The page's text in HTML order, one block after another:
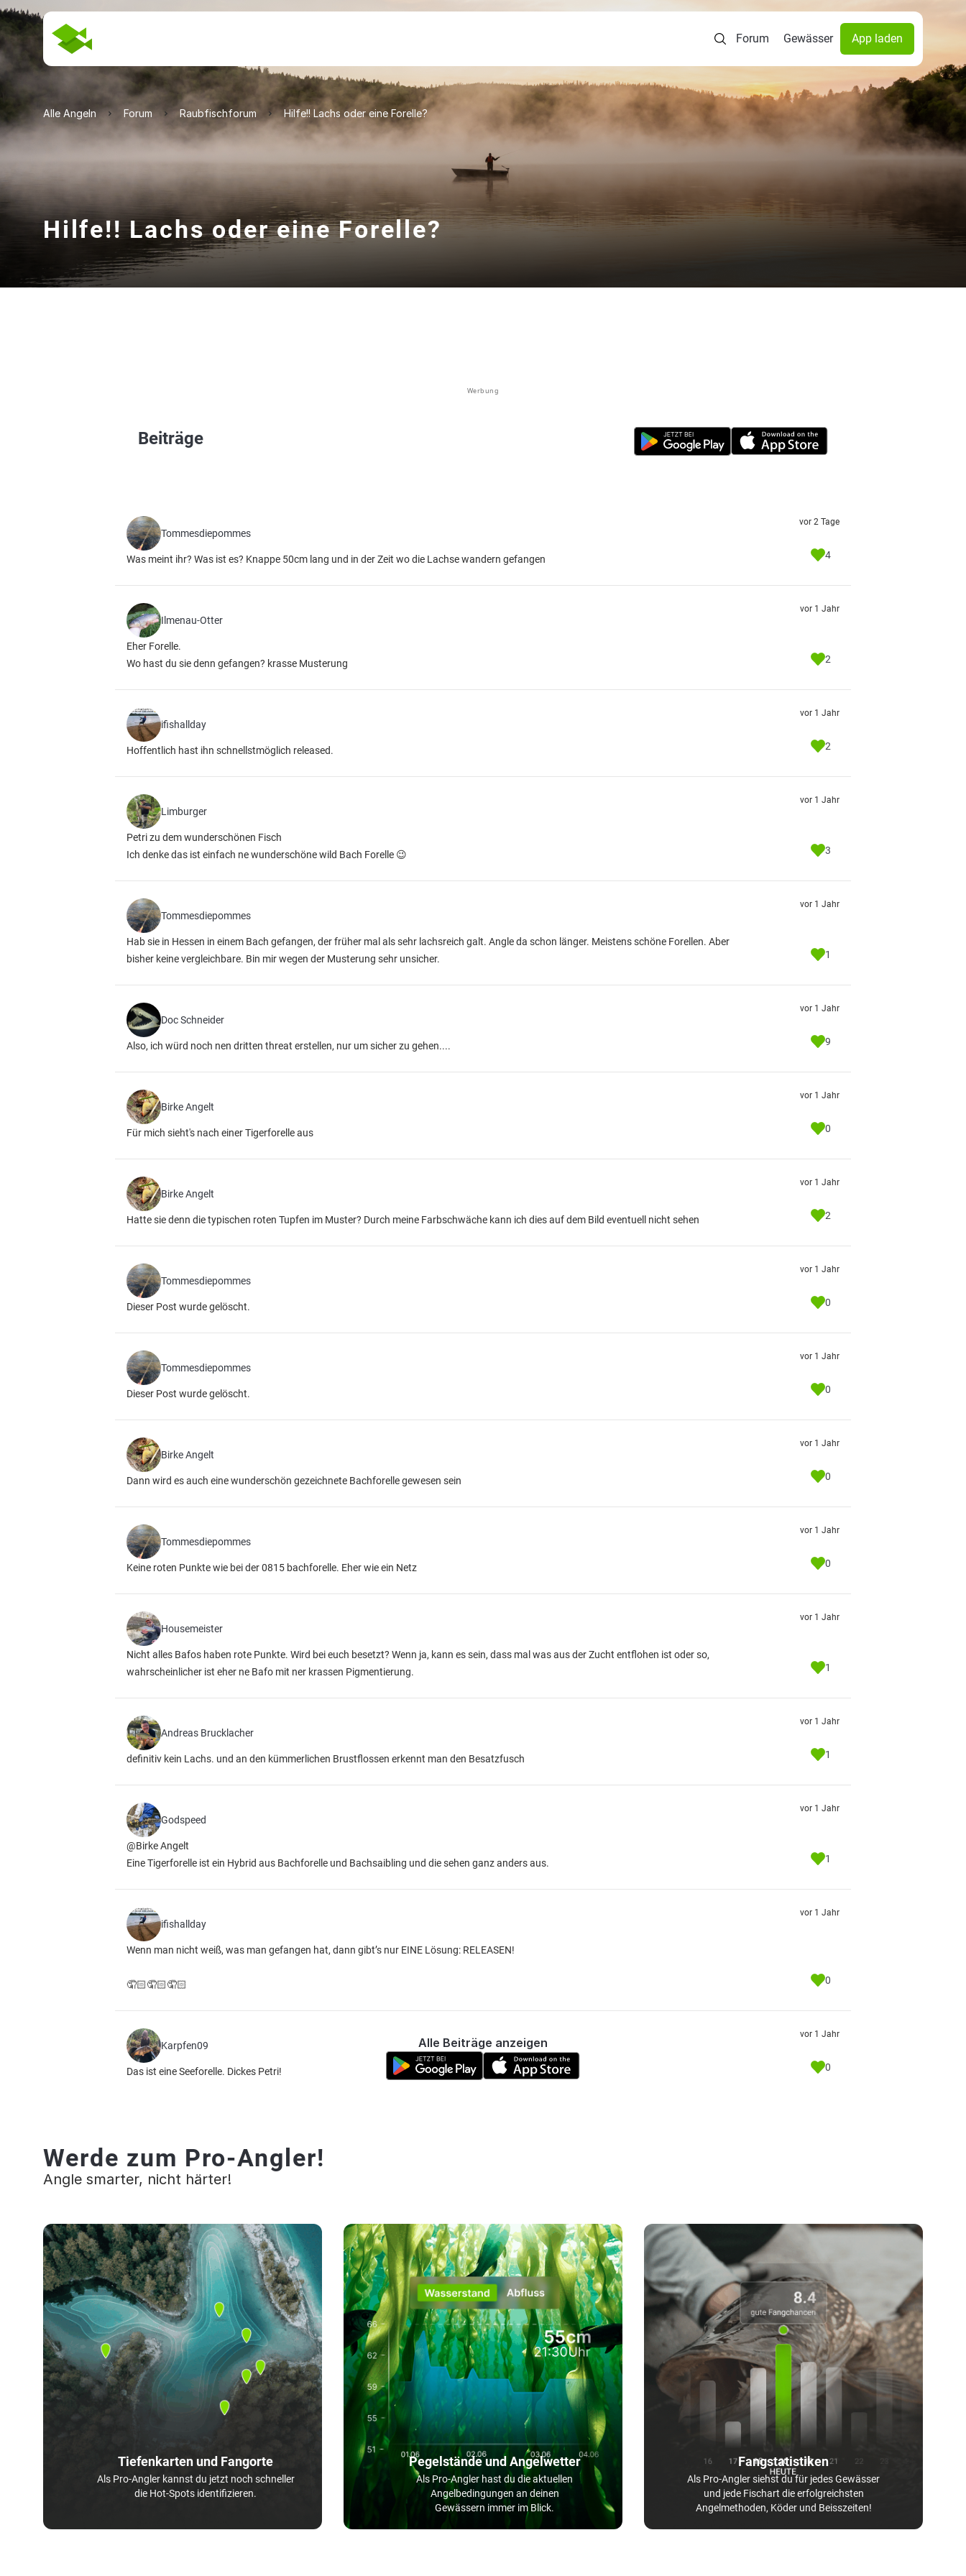
Forum Gewässer App laden
Alle Angeln Forum Raubfischforum Hilfe!! Lachs oder eine Forelle?
Hilfe!! Lachs oder eine Forelle?
Werbung
Beiträge
Tommesdiepommes
Was meint ihr? Was ist es? Knappe 50cm lang und in der Zeit wo die Lachse wandern gefangen
vor 2 Tage
4
Ilmenau-Otter
Eher Forelle.
Wo hast du sie denn gefangen? krasse Musterung
vor 1 Jahr
2
ifishallday
Hoffentlich hast ihn schnellstmöglich released.
vor 1 Jahr
2
Limburger
Petri zu dem wunderschönen Fisch
Ich denke das ist einfach ne wunderschöne wild Bach Forelle 😉
vor 1 Jahr
3
Tommesdiepommes
Hab sie in Hessen in einem Bach gefangen, der früher mal als sehr lachsreich galt. Angle da schon länger. Meistens schöne Forellen. Aber
bisher keine vergleichbare. Bin mir wegen der Musterung sehr unsicher.
vor 1 Jahr
1
Doc Schneider
Also, ich würd noch nen dritten threat erstellen, nur um sicher zu gehen....
vor 1 Jahr
9
Birke Angelt
Für mich sieht's nach einer Tigerforelle aus
vor 1 Jahr
0
Birke Angelt
Hatte sie denn die typischen roten Tupfen im Muster? Durch meine Farbschwäche kann ich dies auf dem Bild eventuell nicht sehen
vor 1 Jahr
2
Tommesdiepommes
Dieser Post wurde gelöscht.
vor 1 Jahr
0
Tommesdiepommes
Dieser Post wurde gelöscht.
vor 1 Jahr
0
Birke Angelt
Dann wird es auch eine wunderschön gezeichnete Bachforelle gewesen sein
vor 1 Jahr
0
Tommesdiepommes
Keine roten Punkte wie bei der 0815 bachforelle. Eher wie ein Netz
vor 1 Jahr
0
Housemeister
Nicht alles Bafos haben rote Punkte. Wird bei euch besetzt? Wenn ja, kann es sein, dass mal was aus der Zucht entflohen ist oder so,
wahrscheinlicher ist eher ne Bafo mit ner krassen Pigmentierung.
vor 1 Jahr
1
Andreas Brucklacher
definitiv kein Lachs. und an den kümmerlichen Brustflossen erkennt man den Besatzfusch
vor 1 Jahr
1
Godspeed
@Birke Angelt
Eine Tigerforelle ist ein Hybrid aus Bachforelle und Bachsaibling und die sehen ganz anders aus.
vor 1 Jahr
1
ifishallday
Wenn man nicht weiß, was man gefangen hat, dann gibt’s nur EINE Lösung: RELEASEN!
🤦🏻🤦🏻🤦🏻
vor 1 Jahr
0
Karpfen09
Das ist eine Seeforelle. Dickes Petri!
vor 1 Jahr
0
Alle Beiträge anzeigen
Werde zum Pro-Angler!
Angle smarter, nicht härter!
Tiefenkarten und Fangorte
Als Pro-Angler kannst du jetzt noch schneller
die Hot-Spots identifizieren.
Pegelstände und Angelwetter
Als Pro-Angler hast du die aktuellen
Angelbedingungen an deinen
Gewässern immer im Blick.
Fangstatistiken
Als Pro-Angler siehst du für jedes Gewässer
und jede Fischart die erfolgreichsten
Angelmethoden, Köder und Beisszeiten!